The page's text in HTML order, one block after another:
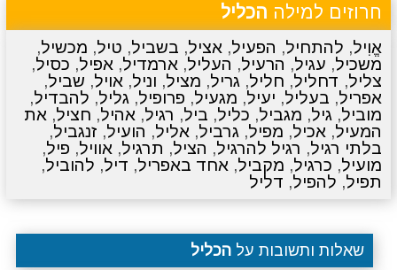
חרוזים למילה הכליל
אֱוִיל, להתחיל, הפעיל, אציל, בשביל, טיל, מכשיל,
משכיל, עגיל, הרעיל, העליל, ארמדיל, אפיל, כסיל,
צליל, דחליל, חליל, גריל, מציל, וניל, אויל, שביל,
אפריל, בעליל, יעיל, מגעיל, פרופיל, גליל, להבדיל,
מוביל, גיל, מגביל, כליל, ביל, רגיל, אהיל, חציל, את
המעיל, אכיל, מפיל, גרביל, אליל, הועיל, זנגביל,
בלתי רגיל, רגיל להרגיל, הציל, תרגיל, אוויל, פיל,
מועיל, כרגיל, מקביל, אחד באפריל, דיל, להוביל,
תפיל, להפיל, דליל
שאלות ותשובות על הכליל